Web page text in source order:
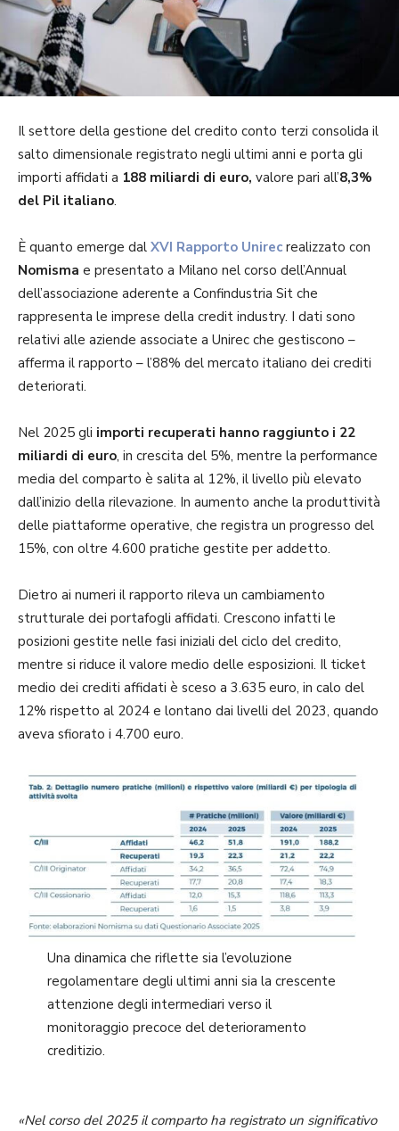
Il settore della gestione del credito conto terzi consolida il
salto dimensionale registrato negli ultimi anni e porta gli
importi affidati a 188 miliardi di euro, valore pari all’8,3%
del Pil italiano.
È quanto emerge dal XVI Rapporto Unirec realizzato con
Nomisma e presentato a Milano nel corso dell’Annual
dell’associazione aderente a Confindustria Sit che
rappresenta le imprese della credit industry. I dati sono
relativi alle aziende associate a Unirec che gestiscono –
afferma il rapporto – l’88% del mercato italiano dei crediti
deteriorati.
Nel 2025 gli importi recuperati hanno raggiunto i 22
miliardi di euro, in crescita del 5%, mentre la performance
media del comparto è salita al 12%, il livello più elevato
dall’inizio della rilevazione. In aumento anche la produttività
delle piattaforme operative, che registra un progresso del
15%, con oltre 4.600 pratiche gestite per addetto.
Dietro ai numeri il rapporto rileva un cambiamento
strutturale dei portafogli affidati. Crescono infatti le
posizioni gestite nelle fasi iniziali del ciclo del credito,
mentre si riduce il valore medio delle esposizioni. Il ticket
medio dei crediti affidati è sceso a 3.635 euro, in calo del
12% rispetto al 2024 e lontano dai livelli del 2023, quando
aveva sfiorato i 4.700 euro.
Una dinamica che riflette sia l’evoluzione
regolamentare degli ultimi anni sia la crescente
attenzione degli intermediari verso il
monitoraggio precoce del deterioramento
creditizio.
«Nel corso del 2025 il comparto ha registrato un significativo